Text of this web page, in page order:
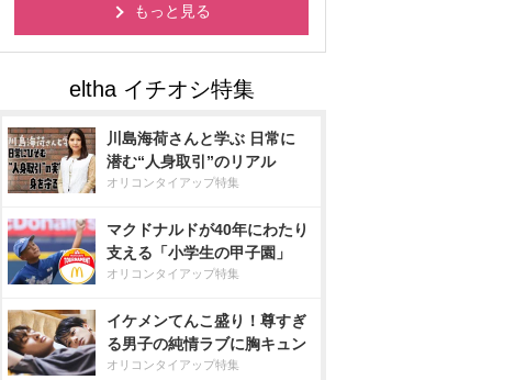
もっと見る
川島海荷さんと学ぶ 日常に
潜む“人身取引”のリアル
オリコンタイアップ特集
マクドナルドが40年にわたり
支える「小学生の甲子園」
オリコンタイアップ特集
イケメンてんこ盛り！尊すぎ
る男子の純情ラブに胸キュン
オリコンタイアップ特集